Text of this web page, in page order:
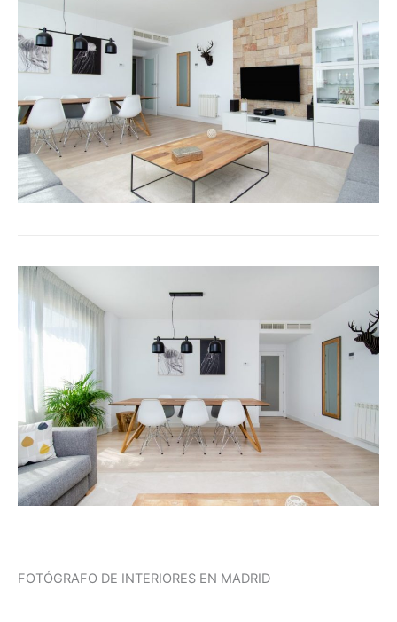
FOTÓGRAFO DE INTERIORES EN MADRID